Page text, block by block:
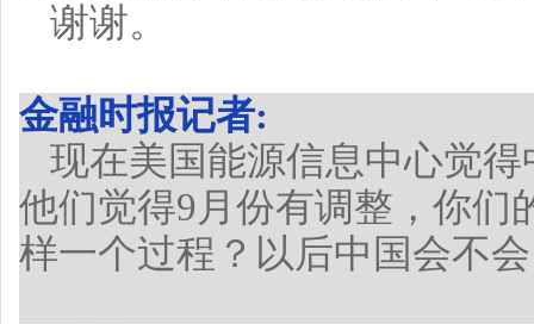
谢谢。
金融时报记者:
现在美国能源信息中心觉
他们觉得9月份有调整，你们
样一个过程？以后中国会不